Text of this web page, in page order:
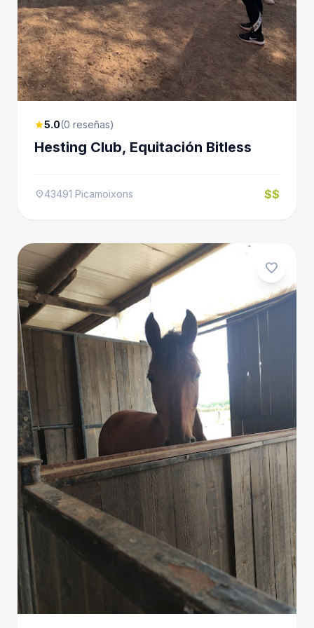
star5.0(0 reseñas)
Hesting Club, Equitación Bitless
location_on43491 Picamoixons $$
favorite